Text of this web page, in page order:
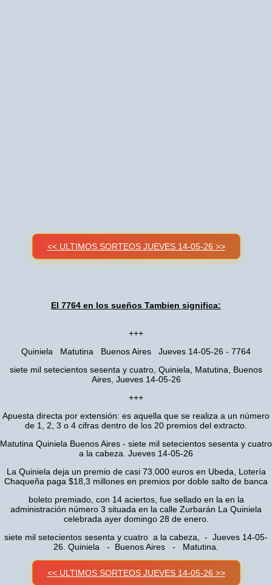
<< ULTIMOS SORTEOS JUEVES 14-05-26 >>
El 7764 en los sueños Tambien significa:
+++
Quiniela Matutina Buenos Aires Jueves 14-05-26 - 7764
siete mil setecientos sesenta y cuatro, Quiniela, Matutina, Buenos
Aires, Jueves 14-05-26
+++
Apuesta directa por extensión: es aquella que se realiza a un número
de 1, 2, 3 o 4 cifras dentro de los 20 premios del extracto.
Matutina Quiniela Buenos Aires - siete mil setecientos sesenta y cuatro
a la cabeza. Jueves 14-05-26
La Quiniela deja un premio de casi 73.000 euros en Ubeda, Lotería
Chaqueña paga $18,3 millones en premios por doble salto de banca
boleto premiado, con 14 aciertos, fue sellado en la en la
administración número 3 situada en la calle Zurbarán La Quiniela
celebrada ayer domingo 28 de enero.
siete mil setecientos sesenta y cuatro a la cabeza, - Jueves 14-05-
26. Quiniela - Buenos Aires - Matutina.
<< ULTIMOS SORTEOS JUEVES 14-05-26 >>